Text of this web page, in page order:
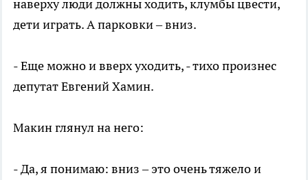
наверху люди должны ходить, клумбы цвести,
дети играть. А парковки – вниз.
- Еще можно и вверх уходить, - тихо произнес
депутат Евгений Хамин.
Макин глянул на него:
- Да, я понимаю: вниз – это очень тяжело и